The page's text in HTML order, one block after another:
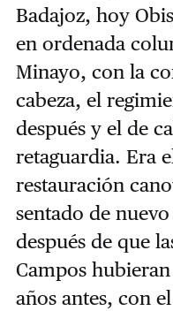
Badajoz, hoy
en ordenada
Minayo, con la
cabeza, el
después y el de
retaguardia. Era
restauración
sentado de
después de que
Campos
años antes, con